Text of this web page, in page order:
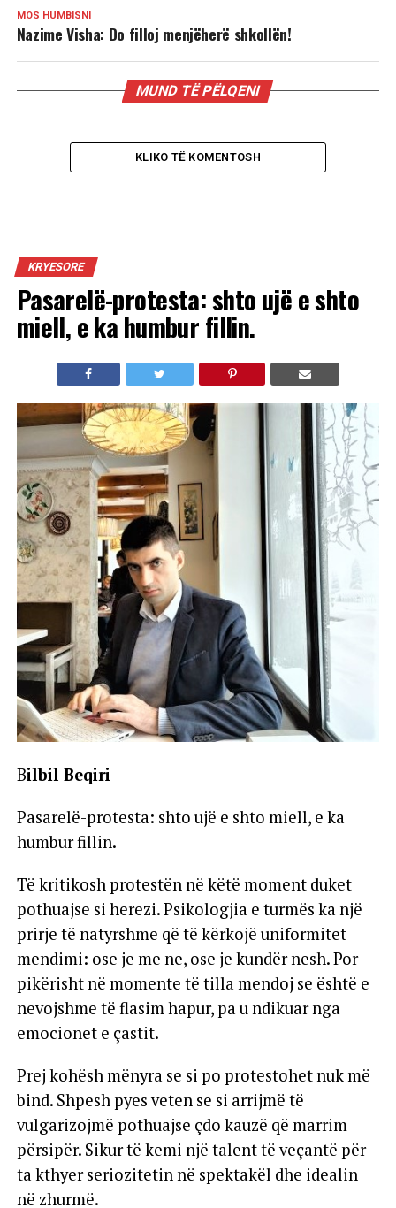
MOS HUMBISNI
Nazime Visha: Do filloj menjëherë shkollën!
MUND TË PËLQENI
KLIKO TË KOMENTOSH
KRYESORE
Pasarelë-protesta: shto ujë e shto
miell, e ka humbur fillin.
Bilbil Beqiri
Pasarelë-protesta: shto ujë e shto miell, e ka
humbur fillin.
Të kritikosh protestën në këtë moment duket
pothuajse si herezi. Psikologjia e turmës ka një
prirje të natyrshme që të kërkojë uniformitet
mendimi: ose je me ne, ose je kundër nesh. Por
pikërisht në momente të tilla mendoj se është e
nevojshme të flasim hapur, pa u ndikuar nga
emocionet e çastit.
Prej kohësh mënyra se si po protestohet nuk më
bind. Shpesh pyes veten se si arrijmë të
vulgarizojmë pothuajse çdo kauzë që marrim
përsipër. Sikur të kemi një talent të veçantë për
ta kthyer seriozitetin në spektakël dhe idealin
në zhurmë.